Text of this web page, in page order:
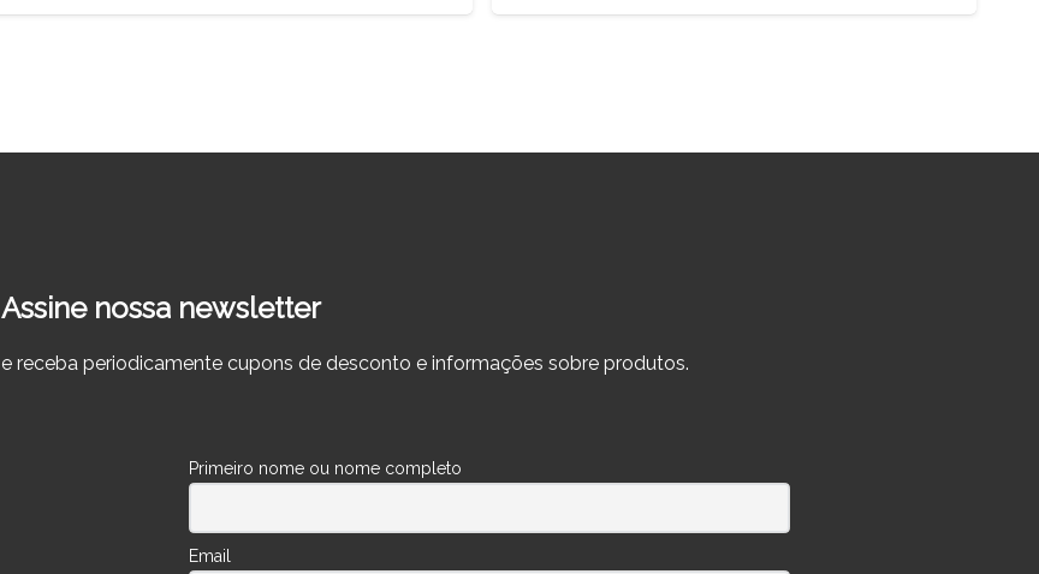
Assine nossa newsletter
e receba periodicamente cupons de desconto e informações sobre produtos.
Primeiro nome ou nome completo
Email